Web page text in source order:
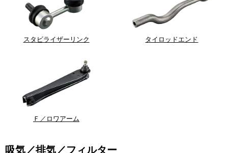
スタビライザーリンク タイロッドエンド
Ｆ／ロワアーム
吸気／排気／フィルター